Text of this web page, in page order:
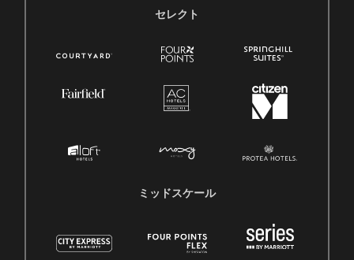
セレクト
ミッドスケール